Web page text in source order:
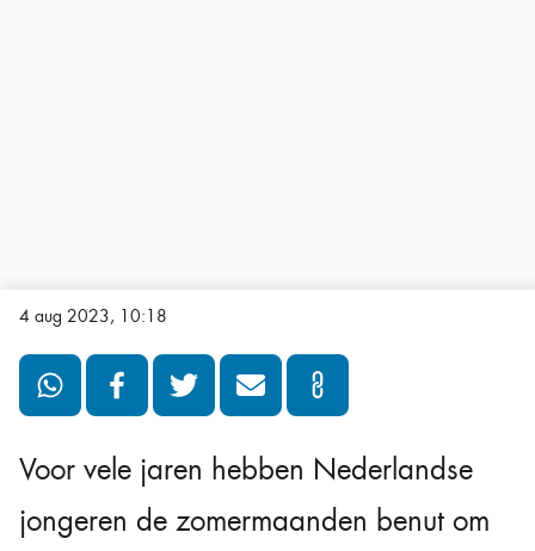
4 aug 2023, 10:18
Voor vele jaren hebben Nederlandse
jongeren de zomermaanden benut om